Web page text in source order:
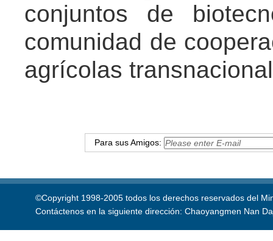
conjuntos de
comunidad de
agrícolas
Para sus Amigos:
©Copyright 1998-2005 todos los derechos reservados del
Contáctenos en la siguiente dirección: Chaoyangmen Nan